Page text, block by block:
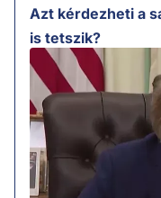
Azt kérdezheti a
is tetszik?